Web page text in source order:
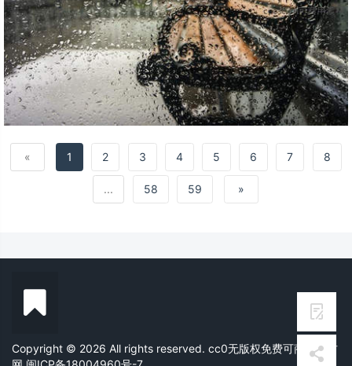
« 1 2 3 4 5 6 7 8
... 58 59 »
Copyright © 2026 All rights reserved. cc0无版权免费可商用素材